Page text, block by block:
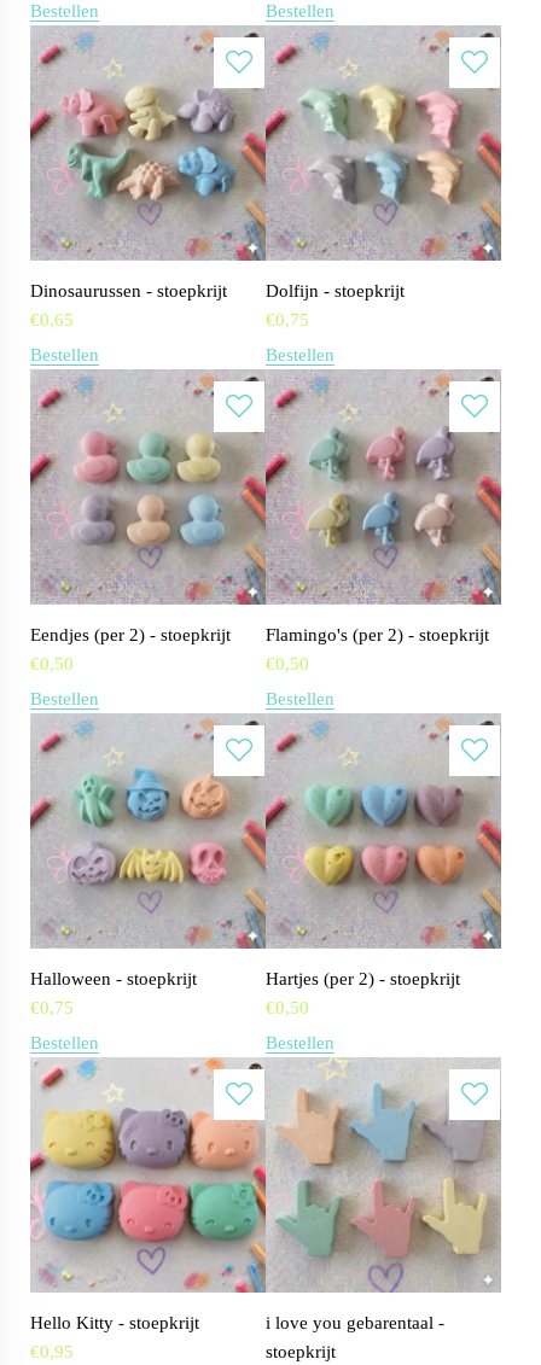
Bestellen
Bestellen
Dinosaurussen - stoepkrijt
€0,65
Bestellen
Dolfijn - stoepkrijt
€0,75
Bestellen
Eendjes (per 2) - stoepkrijt
€0,50
Bestellen
Flamingo's (per 2) - stoepkrijt
€0,50
Bestellen
Halloween - stoepkrijt
€0,75
Bestellen
Hartjes (per 2) - stoepkrijt
€0,50
Bestellen
Hello Kitty - stoepkrijt
€0,95
i love you gebarentaal -
stoepkrijt